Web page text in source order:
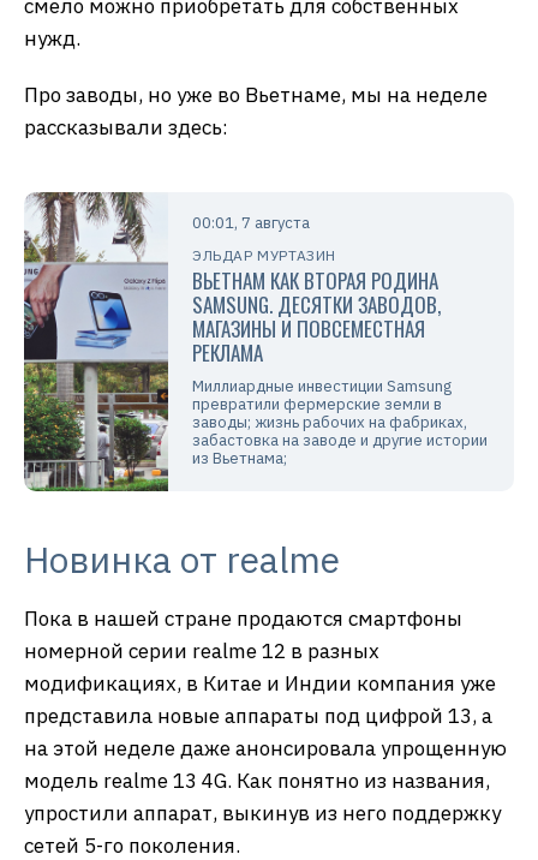
смело можно приобретать для собственных
нужд.
Про заводы, но уже во Вьетнаме, мы на неделе
рассказывали здесь:
00:01, 7 августа
ЭЛЬДАР МУРТАЗИН
ВЬЕТНАМ КАК ВТОРАЯ РОДИНА
SAMSUNG. ДЕСЯТКИ ЗАВОДОВ,
МАГАЗИНЫ И ПОВСЕМЕСТНАЯ
РЕКЛАМА
Миллиардные инвестиции Samsung
превратили фермерские земли в
заводы; жизнь рабочих на фабриках,
забастовка на заводе и другие истории
из Вьетнама;
Новинка от realme
Пока в нашей стране продаются смартфоны
номерной серии realme 12 в разных
модификациях, в Китае и Индии компания уже
представила новые аппараты под цифрой 13, а
на этой неделе даже анонсировала упрощенную
модель realme 13 4G. Как понятно из названия,
упростили аппарат, выкинув из него поддержку
сетей 5-го поколения.